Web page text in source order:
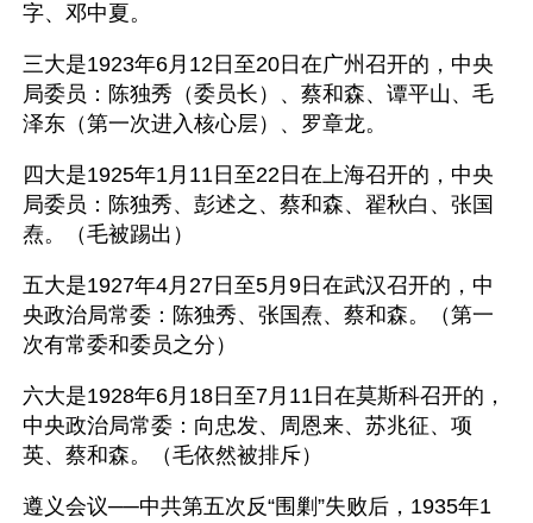
字、邓中夏。
三大是1923年6月12日至20日在广州召开的，中央
局委员：陈独秀（委员长）、蔡和森、谭平山、毛
泽东（第一次进入核心层）、罗章龙。
四大是1925年1月11日至22日在上海召开的，中央
局委员：陈独秀、彭述之、蔡和森、翟秋白、张国
焘。（毛被踢出）
五大是1927年4月27日至5月9日在武汉召开的，中
央政治局常委：陈独秀、张国焘、蔡和森。（第一
次有常委和委员之分）
六大是1928年6月18日至7月11日在莫斯科召开的，
中央政治局常委：向忠发、周恩来、苏兆征、项
英、蔡和森。（毛依然被排斥）
遵义会议──中共第五次反“围剿”失败后，1935年1